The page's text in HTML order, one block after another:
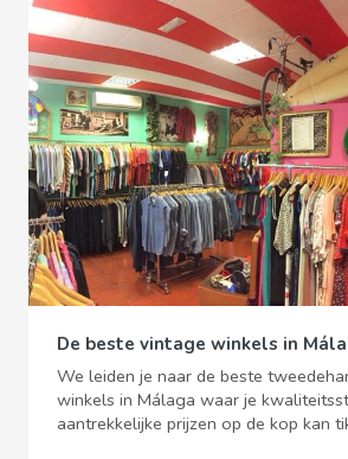
De beste vintage winkels in
We leiden je naar de beste
winkels in Málaga waar je
aantrekkelijke prijzen op de kop kan